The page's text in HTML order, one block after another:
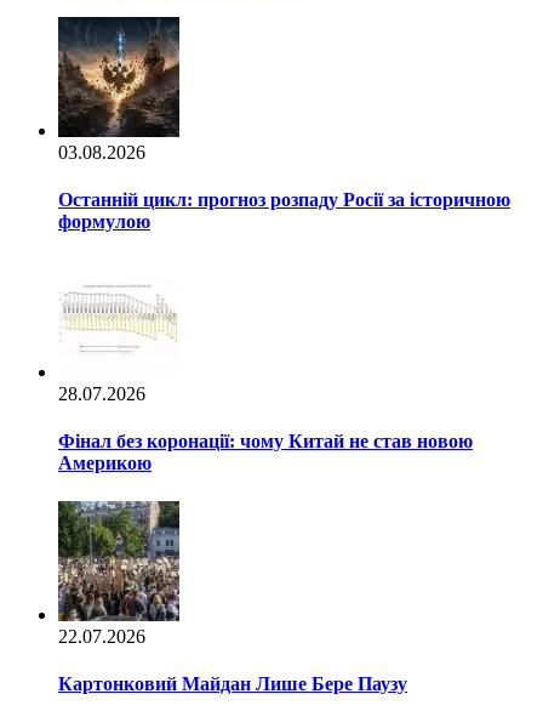
03.08.2026
Останній цикл: прогноз розпаду Росії за історичною
формулою
28.07.2026
Фінал без коронації: чому Китай не став новою
Америкою
22.07.2026
Картонковий Майдан Лише Бере Паузу